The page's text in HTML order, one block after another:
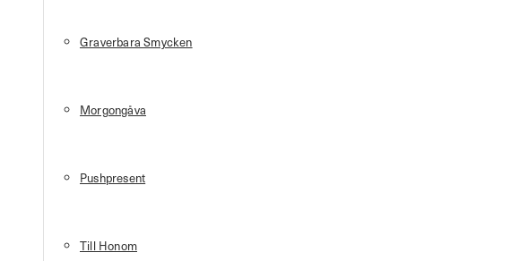
Graverbara Smycken
Morgongåva
Pushpresent
Till Honom